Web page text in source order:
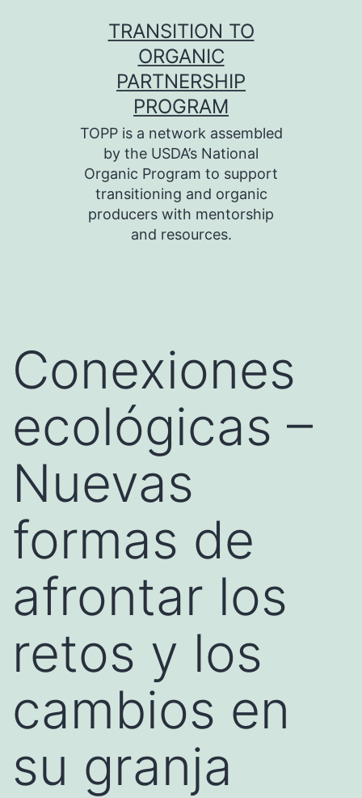
TRANSITION TO
ORGANIC
PARTNERSHIP
PROGRAM
TOPP is a network assembled
by the USDA’s National
Organic Program to support
transitioning and organic
producers with mentorship
and resources.
Conexiones
ecológicas –
Nuevas
formas de
afrontar los
retos y los
cambios en
su granja